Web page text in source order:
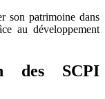
son patrimoine dans
au développement
des SCPI